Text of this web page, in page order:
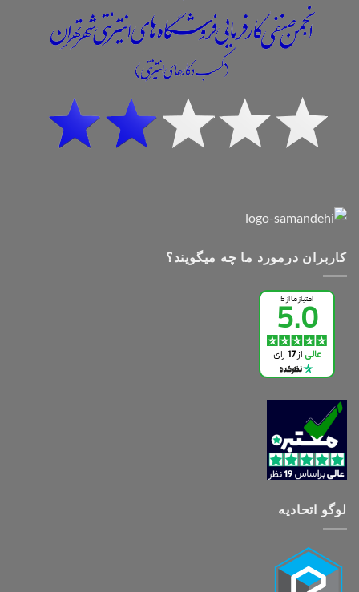
کاربران درمورد ما چه میگویند؟
لوگو اتحادیه